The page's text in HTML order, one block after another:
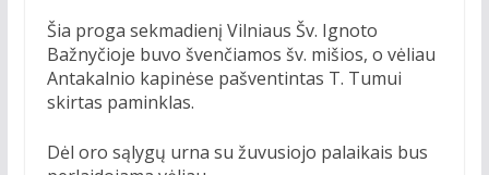
Šia proga sekmadienį Vilniaus Šv. Ignoto
Bažnyčioje buvo švenčiamos šv. mišios, o vėliau
Antakalnio kapinėse pašventintas T. Tumui
skirtas paminklas.
Dėl oro sąlygų urna su žuvusiojo palaikais bus